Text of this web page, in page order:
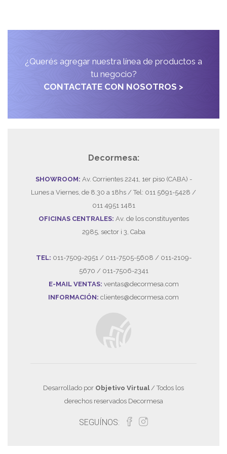
¿Querés agregar nuestra línea de productos a
tu negocio?
CONTACTATE CON NOSOTROS >
Decormesa:
SHOWROOM: Av. Corrientes 2241, 1er piso (CABA) -
Lunes a Viernes, de 8.30 a 18hs / Tel: 011 5691-5428 /
011 4951 1481
OFICINAS CENTRALES: Av. de los constituyentes
2985, sector i 3, Caba
TEL: 011-7509-2951 / 011-7505-5608 / 011-2109-
5670 / 011-7506-2341
E-MAIL VENTAS: ventas@decormesa.com
INFORMACIÓN: clientes@decormesa.com
Desarrollado por Objetivo Virtual/ Todos los
derechos reservados Decormesa
SEGUÍNOS: